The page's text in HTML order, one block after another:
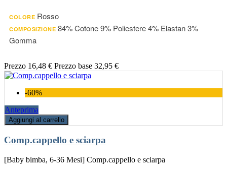
COLORE Rosso
COMPOSIZIONE 84% Cotone 9% Poliestere 4% Elastan 3%
Gomma
Prezzo 16,48 € Prezzo base 32,95 €
-60%
Anteprima
Aggiungi al carrello
Comp.cappello e sciarpa
[Baby bimba, 6-36 Mesi] Comp.cappello e sciarpa